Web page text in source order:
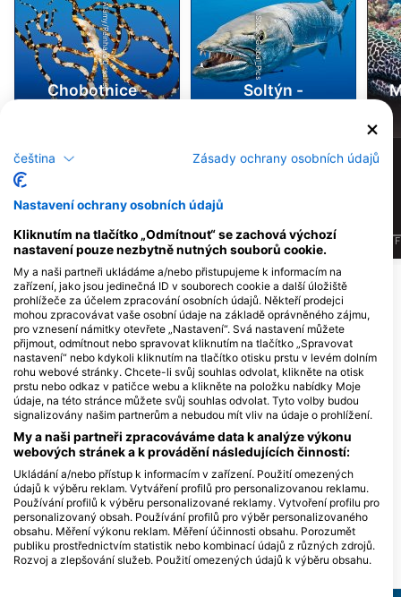
Alamy/Reinhard Dirscherl
Chobotnice -
6Pozorování
J F M A M J J A S O N D
iStock-Global_Pics
Soltýn -
4Pozorování
J F M A M J J A S O N D F
Potápěčská centra obsluhující tuto
potápěčskou lokalitu
PUNTA Diving
Branimirova 19, 22244 Betina,
Chorvatsko
DIVE LOKALITY V OKOLÍ
čeština Zásady ochrany osobních údajů
Nastavení ochrany osobních údajů
Kliknutím na tlačítko „Odmítnout“ se zachová výchozí
nastavení pouze nezbytně nutných souborů cookie.
My a naši partneři ukládáme a/nebo přistupujeme k informacím na
zařízení, jako jsou jedinečná ID v souborech cookie a další úložiště
prohlížeče za účelem zpracování osobních údajů. Někteří prodejci
mohou zpracovávat vaše osobní údaje na základě oprávněného zájmu,
pro vznesení námitky otevřete „Nastavení“. Svá nastavení můžete
přijmout, odmítnout nebo spravovat kliknutím na tlačítko „Spravovat
nastavení“ nebo kdykoli kliknutím na tlačítko otisku prstu v levém dolním
rohu webové stránky. Chcete-li svůj souhlas odvolat, klikněte na otisk
prstu nebo odkaz v patičce webu a klikněte na položku nabídky Moje
údaje, na této stránce můžete svůj souhlas odvolat. Tyto volby budou
signalizovány našim partnerům a nebudou mít vliv na údaje o prohlížení.
My a naši partneři zpracováváme data k analýze výkonu
webových stránek a k provádění následujících činností:
Ukládání a/nebo přístup k informacím v zařízení. Použití omezených
údajů k výběru reklam. Vytváření profilů pro personalizovanou reklamu.
Používání profilů k výběru personalizované reklamy. Vytvoření profilu pro
personalizovaný obsah. Používání profilů pro výběr personalizovaného
obsahu. Měření výkonu reklam. Měření účinnosti obsahu. Porozumět
publiku prostřednictvím statistik nebo kombinací údajů z různých zdrojů.
Rozvoj a zlepšování služeb. Použití omezených údajů k výběru obsahu.